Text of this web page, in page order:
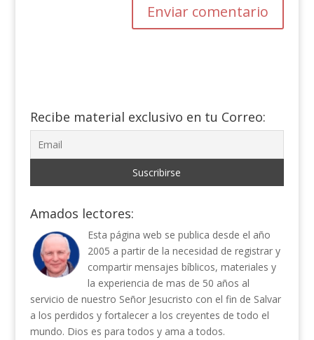
Recibe material exclusivo en tu Correo:
Amados lectores:
Esta página web se publica desde el año
2005 a partir de la necesidad de registrar y
compartir mensajes bíblicos, materiales y
la experiencia de mas de 50 años al
servicio de nuestro Señor Jesucristo con el fin de Salvar
a los perdidos y fortalecer a los creyentes de todo el
mundo. Dios es para todos y ama a todos.